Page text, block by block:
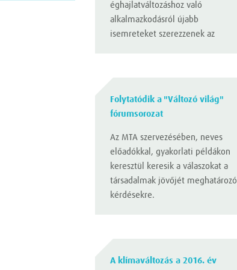
éghajlatváltozáshoz való
alkalmazkodásról újabb
isemreteket szerezzenek az
Folytatódik a "Változó világ"
fórumsorozat
Az MTA szervezésében, neves
előadókkal, gyakorlati példákon
keresztül keresik a válaszokat a
társadalmak jövőjét meghatározó
kérdésekre.
A klímaváltozás a 2016. év